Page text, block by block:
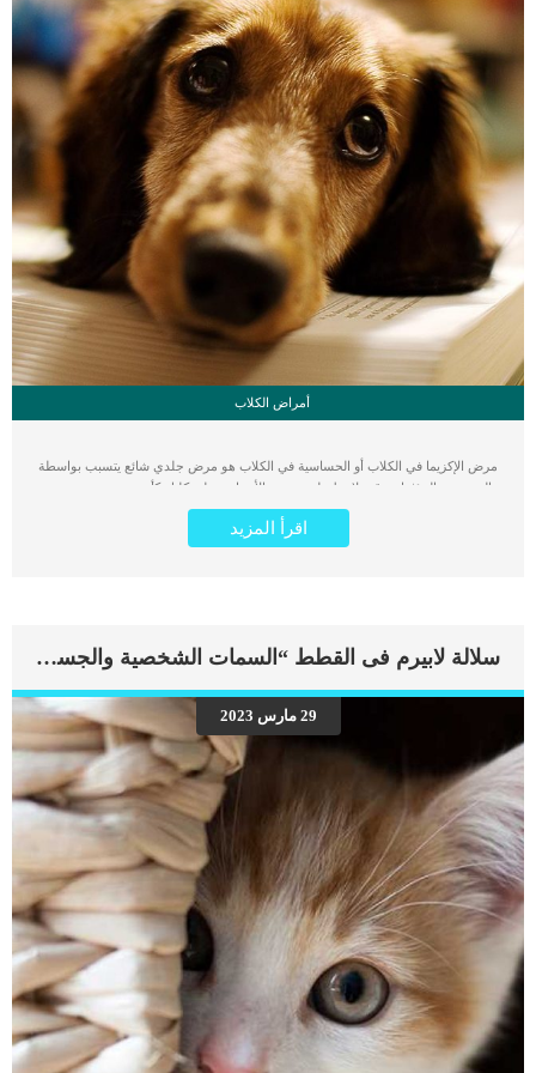
أمراض الكلاب
مرض الإكزيما في الكلاب أو الحساسية في الكلاب هو مرض جلدي شائع يتسبب بواسطة
العديد من المؤثرات، قد تلاحظ ظهور بعض الأعراض على كلبك كأن تتحسس من بعض
المواد أو الأطعمة أو الظروف المختلفة للبيئة. في هذه الحالة عليك البدء في اتخاذ
خطوات لمعرفة سبب الحساسية وتجنبها ومعرفة طرق علاجها هل تصاب الكلاب
بالحساسية؟ نعم، يمكن أن تصاب الكلاب بالحساسية مثل البشر، وكثيراً ما تسبب المواد
الحساسية أن تصاب الكلاب بالتهاب الجلد أو الإكزيما، والذي عادة ما يصاحب الحساسية.
حساسية الجلد عند الكلاب 7 علامات تدل على تقدم الكلاب في العمر مرض الإكزيما
في الكلاب الأسباب و العلاج التهاب الجلد أو مرض الإكزيما عند الكلاب هو مرض جلدي
مزمن يسبب الالتهاب وهو مصاحب للحساسية. ومن بين أمراض الجلد التي تسببها
الحساسية هو ثاني أكثرها شيوعاً. ردود الفعل الحساسية هذه قد تسببها أشياء غير ضارة
اقرأ المزيد
سلالة لابيرم فى القطط “السمات الشخصية والجسدية”
29 مارس 2023